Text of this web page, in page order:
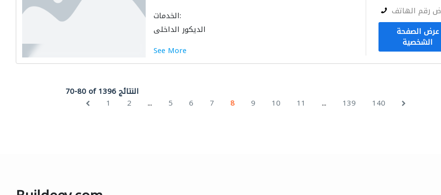
الخدمات:
الديكور الداخلي
See More
رقم الهاتف
عرض الصفحة
الشخصية
70-80 of 1396 النتائج
1
2 ... 5 6 7 8 9 10 11 ... 139 140